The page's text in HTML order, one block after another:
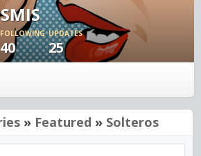
FOLLOWING
40
UPDATES
25
» Featured » Solteros